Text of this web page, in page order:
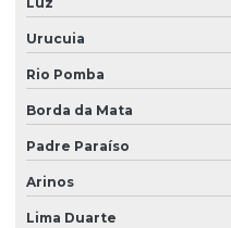
Urucuia
Rio Pomba
Borda da Mata
Padre Paraíso
Arinos
Lima Duarte